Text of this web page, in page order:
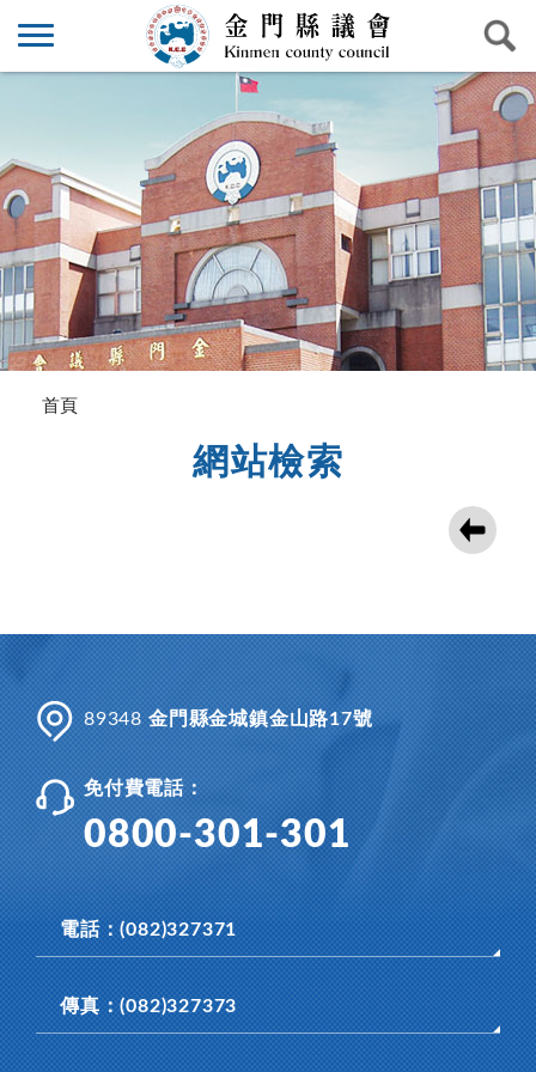
首頁
網站檢索
89348 金門縣金城鎮金山路17號
免付費電話：
0800-301-301
電話：(082)327371
傳真：(082)327373